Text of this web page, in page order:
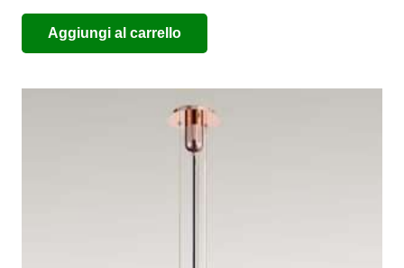
Aggiungi al carrello